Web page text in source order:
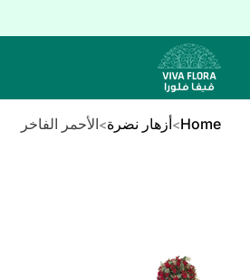
Home أزهار نضرة الأحمر الفاخر